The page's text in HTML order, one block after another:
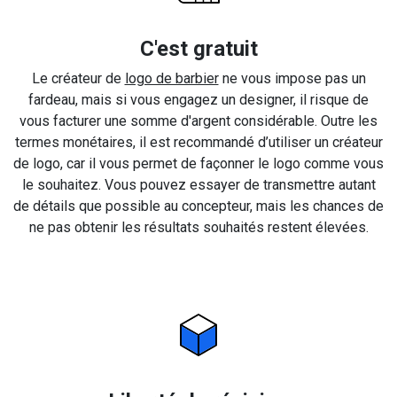
C'est gratuit
Le créateur de logo de barbierne vous impose pas un
fardeau, mais si vous engagez un designer, il risque de
vous facturer une somme d'argent considérable. Outre les
termes monétaires, il est recommandé d’utiliser un créateur
de logo, car il vous permet de façonner le logo comme vous
le souhaitez. Vous pouvez essayer de transmettre autant
de détails que possible au concepteur, mais les chances de
ne pas obtenir les résultats souhaités restent élevées.